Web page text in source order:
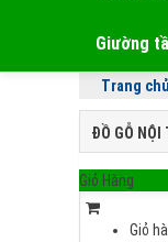
Giường
Trang chủ
ĐỒ GỖ NỘI
Giỏ Hàng
Giỏ